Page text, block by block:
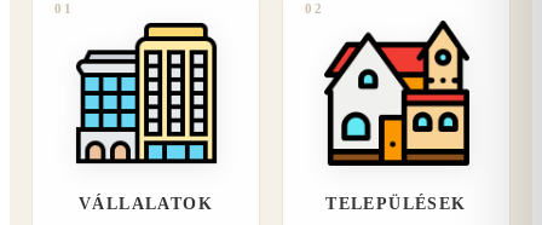
01
VÁLLALATOK
02
TELEPÜLÉSEK